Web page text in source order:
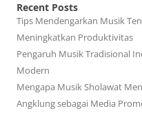
Recent Posts
Tips Mendengarkan Musik
Meningkatkan Produktivitas
Pengaruh Musik Tradisional
Modern
Mengapa Musik Sholawat
Angklung sebagai Media